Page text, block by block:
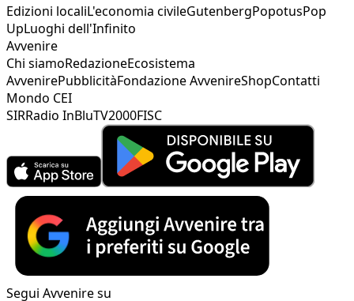
Edizioni localiL'economia civileGutenbergPopotusPop
UpLuoghi dell'Infinito
Avvenire
Chi siamoRedazioneEcosistema
AvvenirePubblicitàFondazione AvvenireShopContatti
Mondo CEI
SIRRadio InBluTV2000FISC
Segui Avvenire su